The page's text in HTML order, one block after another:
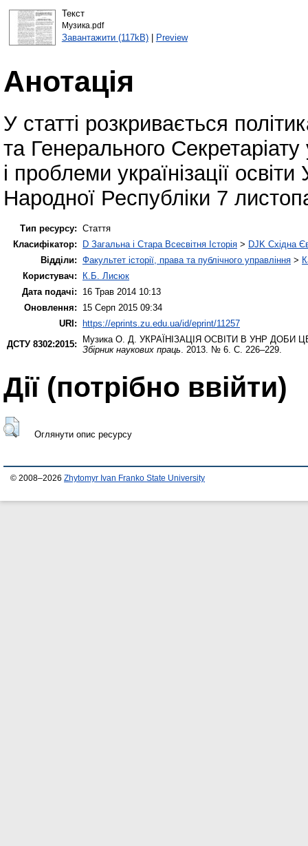
Текст
Музика.pdf
Завантажити (117kB)| Preview
Анотація
У статті розкривається
та Генерального
і проблеми українізації
Народної Республіки 7
Тип ресурсу: Стаття
Класифікатор:
D Загальна і Стара Всесвітня Історія > DJK Східна
Відділи: Факультет історії, права та публічного управління >
Користувач:
К.Б. Лисюк
Дата подачі:
16 Трав 2014 10:13
Оновлення:
15 Серп 2015 09:34
URI: https://eprints.zu.edu.ua/id/eprint/11257
ДСТУ 8302:2015:
Музика О. Д. УКРАЇНІЗАЦІЯ ОСВІТИ В УНР ДОБИ
Збірник наукових праць . 2013. № 6. С. 226–229.
Дії ​​(потрібно ввійти)
Оглянути опис ресурсу
© 2008–2026 Zhytomyr Ivan Franko State University